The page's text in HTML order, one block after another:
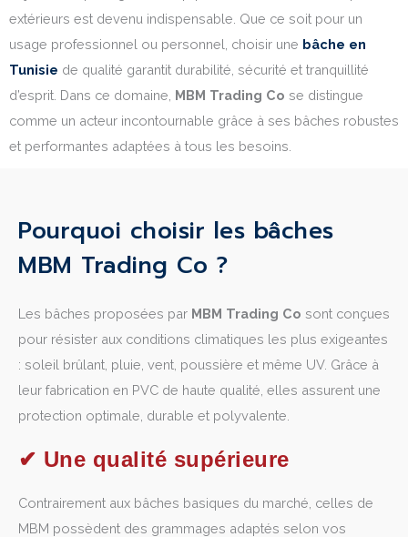
extérieurs est devenu indispensable. Que ce soit pour un
usage professionnel ou personnel, choisir une bâche en
Tunisie de qualité garantit durabilité, sécurité et tranquillité
d’esprit. Dans ce domaine, MBM Trading Co se distingue
comme un acteur incontournable grâce à ses bâches robustes
et performantes adaptées à tous les besoins.
Pourquoi choisir les bâches
MBM Trading Co ?
Les bâches proposées par MBM Trading Co sont conçues
pour résister aux conditions climatiques les plus exigeantes
: soleil brûlant, pluie, vent, poussière et même UV. Grâce à
leur fabrication en PVC de haute qualité, elles assurent une
protection optimale, durable et polyvalente.
✔ Une qualité supérieure
Contrairement aux bâches basiques du marché, celles de
MBM possèdent des grammages adaptés selon vos